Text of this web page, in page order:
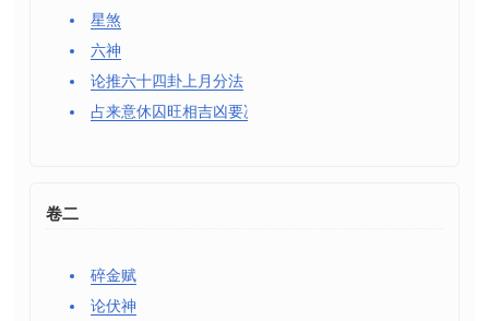
星煞
六神
论推六十四卦上月分法
占来意休囚旺相吉凶要决
卷二
碎金赋
论伏神